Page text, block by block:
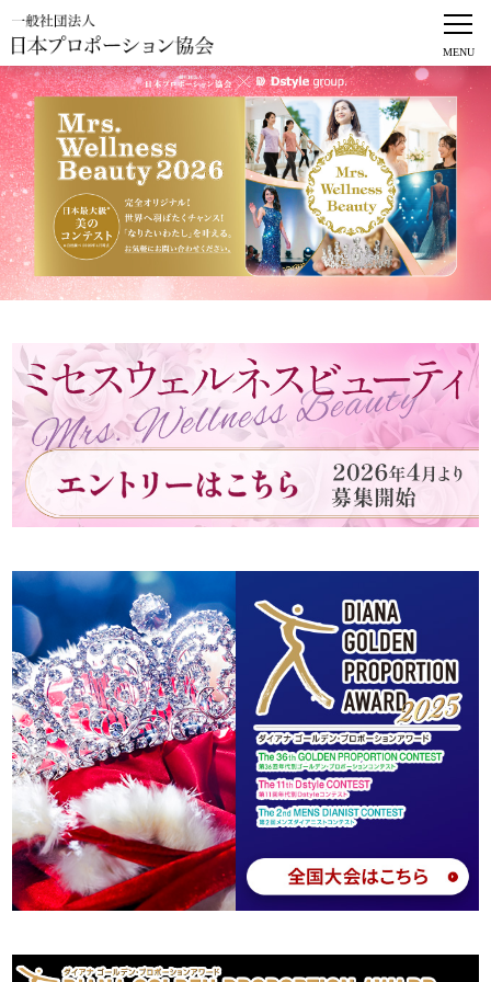
一般社団法人
日本プロポーション協会とは
1990年より"トータルな女性の美をつくる基本はプロポーションの美しさ
にある"という理念のもと、女性のプロポーションに関して総合的に研究し、
またプロポーションづくりの考え方を普及するために活動しています。
近年は男性のプロポーションに関する研究もスタートし、活動を強化・拡大し
ています。
一般社団法人
一般社団法人